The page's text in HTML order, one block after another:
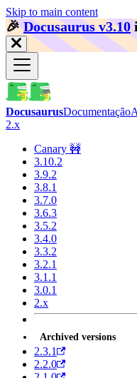
Skip to main content
🎉️Docusaurus v3.10
DocusaurusDocumentação
2.x
Canary 🚧
3.10.2
3.9.2
3.8.1
3.7.0
3.6.3
3.5.2
3.4.0
3.3.2
3.2.1
3.1.1
3.0.1
2.x
Archived versions
2.3.1
2.2.0